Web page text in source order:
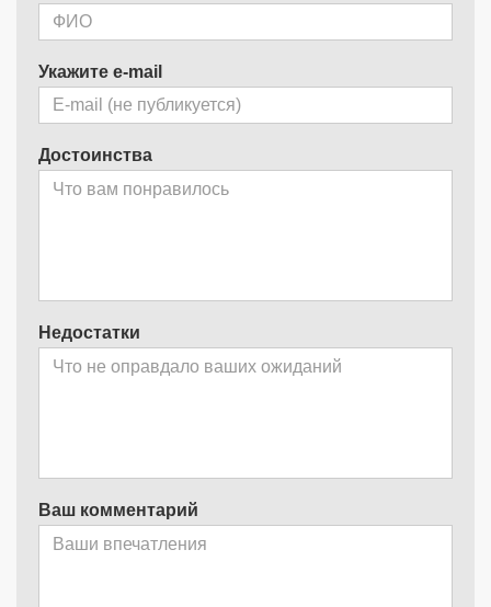
Укажите e-mail
Достоинства
Недостатки
Ваш комментарий